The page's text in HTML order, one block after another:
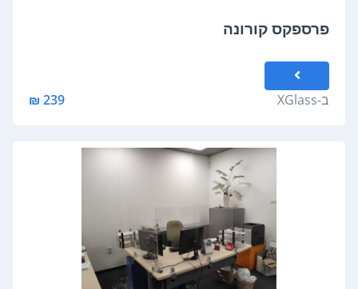
פרספקס קורונה
ב-XGlass
239 ₪